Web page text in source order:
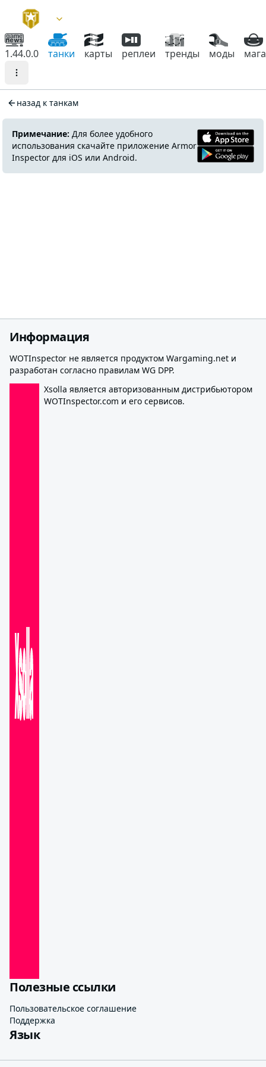
1.44.0.0 танки карты реплеи тренды моды
назад к танкам
Примечание: Для более удобного
использования скачайте приложение Armor
Inspector для iOS или Android.
Информация
WOTInspector не является продуктом Wargaming.net и
разработан согласно правилам WG DPP.
Xsolla является авторизованным дистрибьютором
WOTInspector.com и его сервисов.
Полезные ссылки
Пользовательское соглашение
Поддержка
Язык